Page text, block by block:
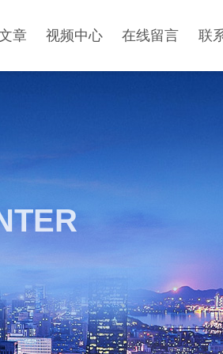
章 视频中心 在线留言 联